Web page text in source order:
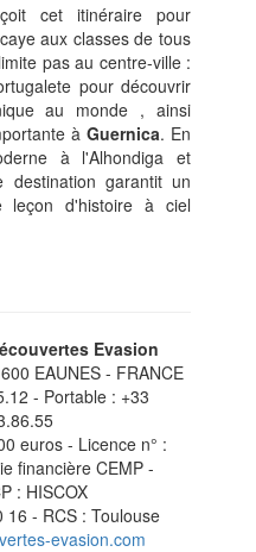
cet itinéraire pour
aux classes de tous
pas au centre-ville :
pour découvrir
au monde , ainsi
à Guernica. En
à l'Alhondiga et
destination garantit un
leçon d'histoire à ciel
Evasion
EAUNES - FRANCE
- Portable : +33
euros - Licence n° :
financière CEMP -
: HISCOX
- RCS : Toulouse
evasion.com